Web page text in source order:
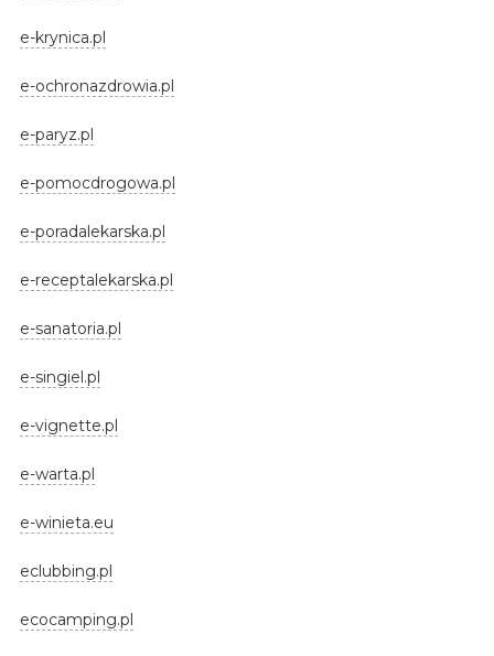
e-krynica.pl
e-ochronazdrowia.pl
e-paryz.pl
e-pomocdrogowa.pl
e-poradalekarska.pl
e-receptalekarska.pl
e-sanatoria.pl
e-singiel.pl
e-vignette.pl
e-warta.pl
e-winieta.eu
eclubbing.pl
ecocamping.pl